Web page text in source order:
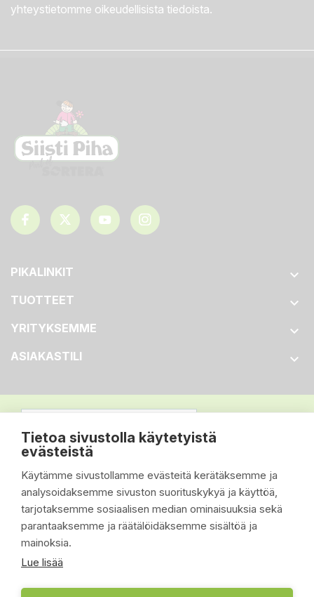
Tietoa sivustolla käytetyistä
evästeistä
Käytämme sivustollamme evästeitä kerätäksemme ja
analysoidaksemme sivuston suorituskykyä ja käyttöä,
tarjotaksemme sosiaalisen median ominaisuuksia sekä
parantaaksemme ja räätälöidäksemme sisältöä ja
mainoksia.
Lue lisää
yhteystietomme oikeudellisista tiedoista.
PIKALINKIT 
TUOTTEET 
YRITYKSEMME 
ASIAKASTILI 